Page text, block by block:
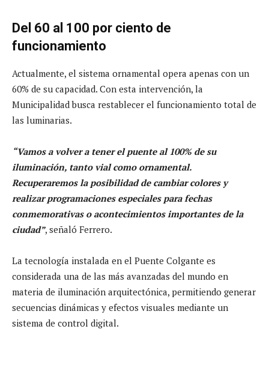
Del 60 al 100 por ciento de
funcionamiento
Actualmente, el sistema ornamental opera apenas con un
60% de su capacidad. Con esta intervención, la
Municipalidad busca restablecer el funcionamiento total de
las luminarias.
“Vamos a volver a tener el puente al 100% de su
iluminación, tanto vial como ornamental.
Recuperaremos la posibilidad de cambiar colores y
realizar programaciones especiales para fechas
conmemorativas o acontecimientos importantes de la
ciudad”, señaló Ferrero.
La tecnología instalada en el Puente Colgante es
considerada una de las más avanzadas del mundo en
materia de iluminación arquitectónica, permitiendo generar
secuencias dinámicas y efectos visuales mediante un
sistema de control digital.